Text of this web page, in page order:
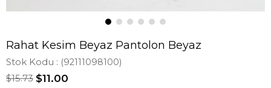
Rahat Kesim Beyaz Pantolon Beyaz
Stok Kodu (92111098100)
$15.73 $11.00